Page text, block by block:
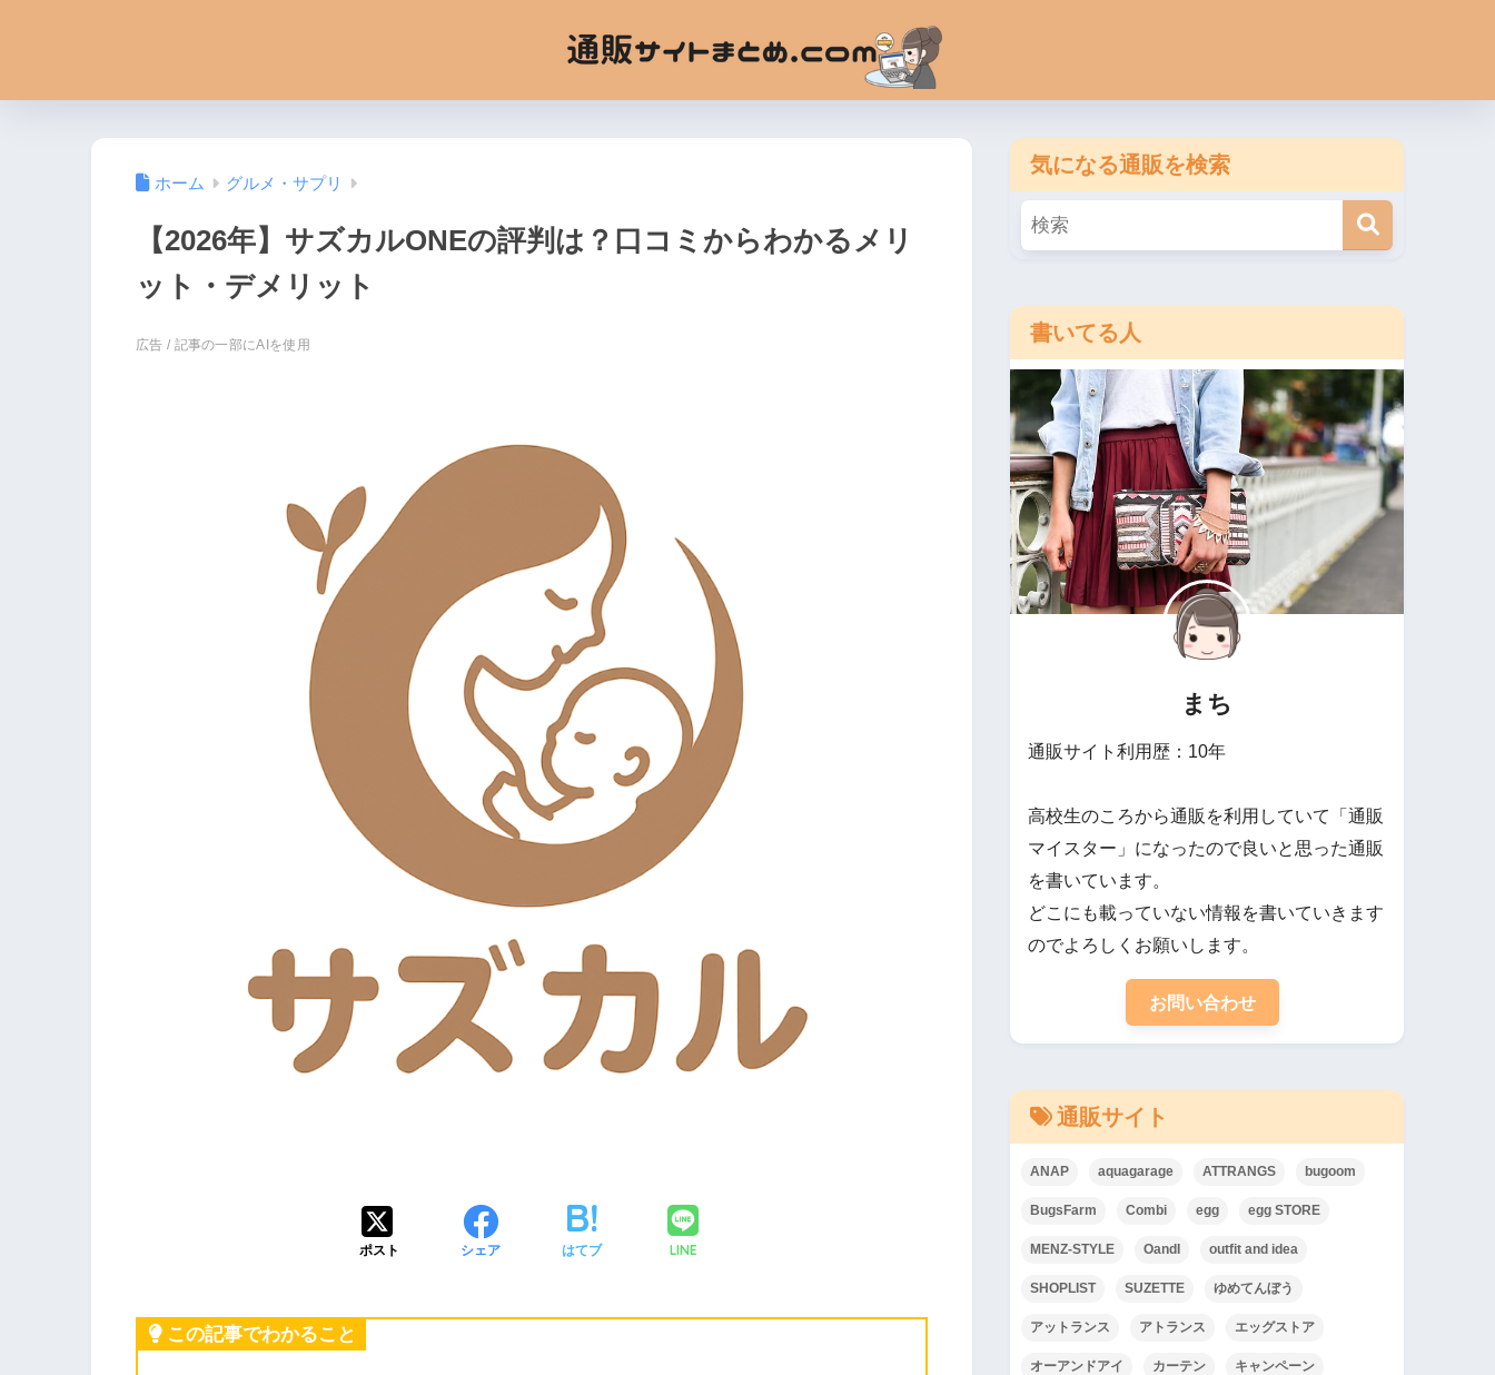
ホーム グルメ・サプリ
【2026年】サズカルONEの評判は？口コミからわかるメリ
ット・デメリット
ポスト シェア はてブ LINE
この記事でわかること
気になる通販を検索
書いてる人
まち
通販サイト利用歴：10年
高校生のころから通販を利用していて「通販
マイスター」になったので良いと思った通販
を書いています。
どこにも載っていない情報を書いていきます
のでよろしくお願いします。
お問い合わせ
通販サイト
ANAP aquagarage ATTRANGS bugoom
BugsFarm Combi egg egg STORE
MENZ-STYLE OandI outfit and idea
SHOPLIST SUZETTE ゆめてんぼう
アットランス アトランス エッグストア
オーアンドアイ カーテン キャンペーン